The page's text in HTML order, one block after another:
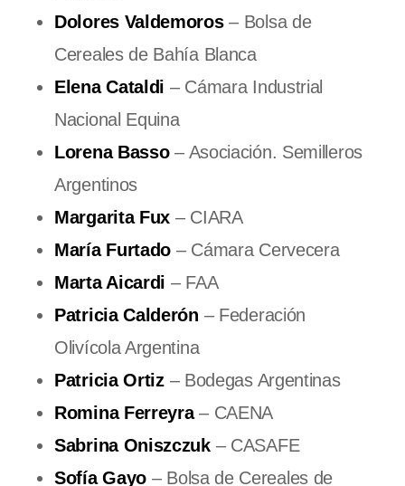
Dolores Valdemoros– Bolsa de
Cereales de Bahía Blanca
Elena Cataldi – Cámara Industrial
Nacional Equina
Lorena Basso– Asociación. Semilleros
Argentinos
Margarita Fux – CIARA
María Furtado – Cámara Cervecera
Marta Aicardi – FAA
Patricia Calderón – Federación
Olivícola Argentina
Patricia Ortiz– Bodegas Argentinas
Romina Ferreyra– CAENA
Sabrina Oniszczuk– CASAFE
Sofía Gayo – Bolsa de Cereales de